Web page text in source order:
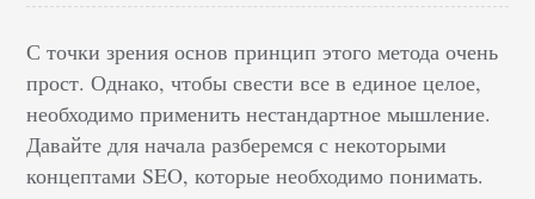
С точки зрения основ принцип этого метода очень
прост. Однако, чтобы свести все в единое целое,
необходимо применить нестандартное мышление.
Давайте для начала разберемся с некоторыми
концептами SEO, которые необходимо понимать.